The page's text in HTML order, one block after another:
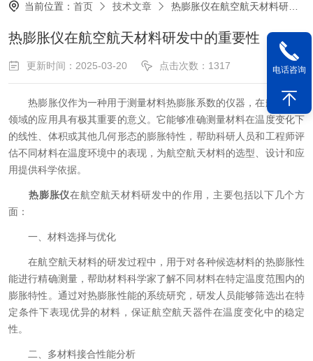
当前位置：首页 技术文章 热膨胀仪在航空航天材料研发中的重要性
热膨胀仪在航空航天材料研发中的重要性
更新时间：2025-03-20 点击次数：1317
热膨胀仪作为一种用于测量材料热膨胀系数的仪器，在航空航天
领域的应用具有极其重要的意义。它能够准确测量材料在温度变化下
的线性、体积或其他几何形态的膨胀特性，帮助科研人员和工程师评
估不同材料在温度环境中的表现，为航空航天材料的选型、设计和应
用提供科学依据。
热膨胀仪在航空航天材料研发中的作用，主要包括以下几个方
面：
一、材料选择与优化
在航空航天材料的研发过程中，用于对各种候选材料的热膨胀性
能进行精确测量，帮助材料科学家了解不同材料在特定温度范围内的
膨胀特性。通过对热膨胀性能的系统研究，研发人员能够筛选出在特
定条件下表现优异的材料，保证航空航天器件在温度变化中的稳定
性。
二、多材料接合性能分析
电话咨询